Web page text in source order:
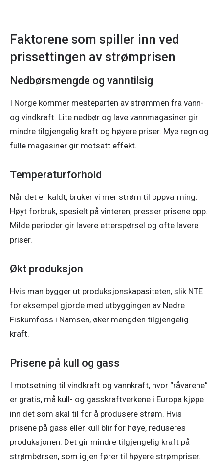
Faktorene som spiller inn ved
prissettingen av strømprisen
Nedbørsmengde og vanntilsig
I Norge kommer mesteparten av strømmen fra vann-
og vindkraft. Lite nedbør og lave vannmagasiner gir
mindre tilgjengelig kraft og høyere priser. Mye regn og
fulle magasiner gir motsatt effekt.
Temperaturforhold
Når det er kaldt, bruker vi mer strøm til oppvarming.
Høyt forbruk, spesielt på vinteren, presser prisene opp.
Milde perioder gir lavere etterspørsel og ofte lavere
priser.
Økt produksjon
Hvis man bygger ut produksjonskapasiteten, slik NTE
for eksempel gjorde med utbyggingen av Nedre
Fiskumfoss i Namsen, øker mengden tilgjengelig
kraft.
Prisene på kull og gass
I motsetning til vindkraft og vannkraft, hvor “råvarene”
er gratis, må kull- og gasskraftverkene i Europa kjøpe
inn det som skal til for å produsere strøm. Hvis
prisene på gass eller kull blir for høye, reduseres
produksjonen. Det gir mindre tilgjengelig kraft på
strømbørsen, som igjen fører til høyere strømpriser.